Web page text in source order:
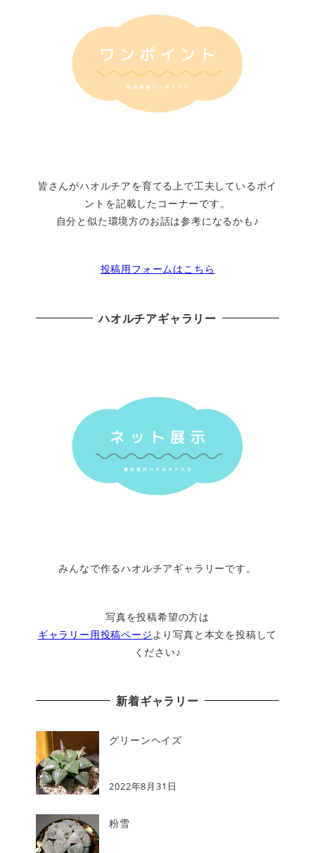
皆さんがハオルチアを育てる上で工夫しているポイ
ントを記載したコーナーです。
自分と似た環境方のお話は参考になるかも♪
投稿用フォームはこちら
ハオルチアギャラリー
みんなで作るハオルチアギャラリーです。
写真を投稿希望の方は
ギャラリー用投稿ページ より写真と本文を投稿して
ください♪
新着ギャラリー
グリーンヘイズ
2022年8月31日
粉雪